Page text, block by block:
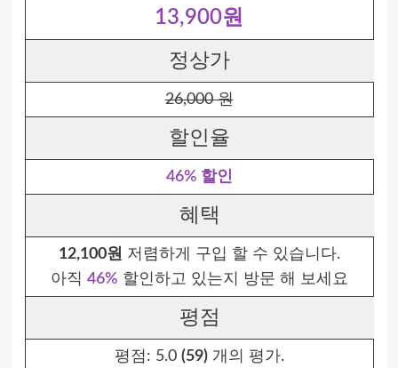
13,900원
정상가
26,000 원
할인율
46% 할인
혜택
12,100원 저렴하게 구입 할 수 있습니다.
아직 46% 할인하고 있는지 방문 해 보세요
평점
평점: 5.0 (59)개의 평가.